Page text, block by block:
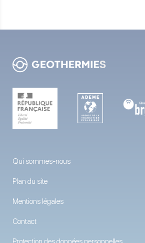
Qui sommes-nous
Plan du site
Mentions légales
Contact